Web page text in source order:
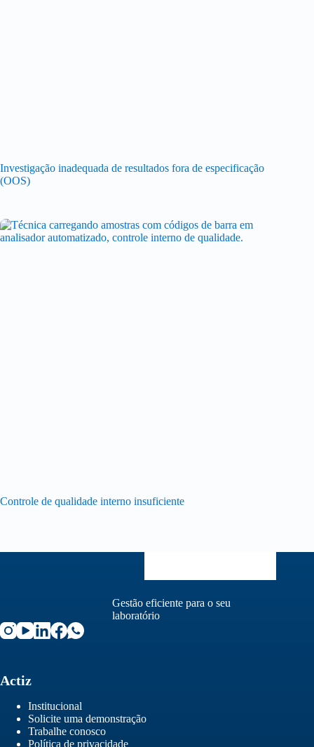
Investigação inadequada de resultados fora de especificação
(OOS)
Controle de qualidade interno insuficiente
Gestão eficiente para o seu
laboratório
Actiz
Institucional
Solicite uma demonstração
Trabalhe conosco
Política de privacidade